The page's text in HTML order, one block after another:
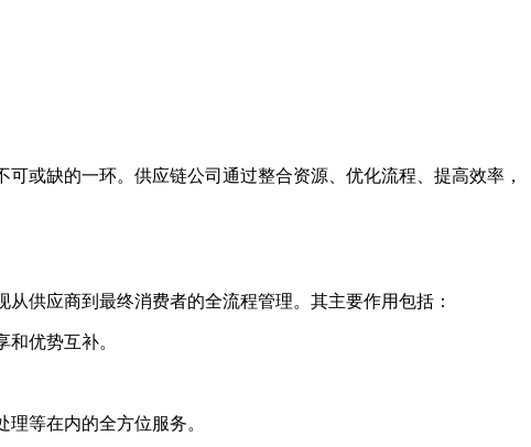
或缺的一环。供应链公司通过整合资源、优化流程、提高效率，
供应商到最终消费者的全流程管理。其主要作用包括：
优势互补。
等在内的全方位服务。